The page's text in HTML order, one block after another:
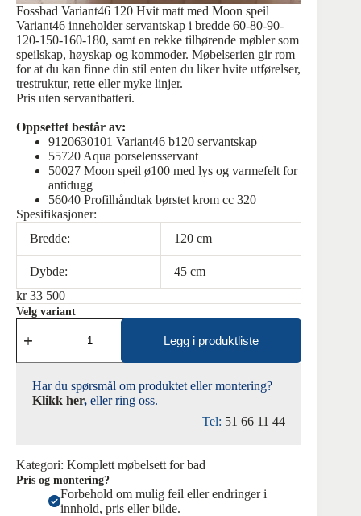
Fossbad Variant46 120 Hvit matt med Moon speil
Variant46 inneholder servantskap i bredde 60-80-90-
120-150-160-180, samt en rekke tilhørende møbler som
speilskap, høyskap og kommoder. Møbelserien gir rom
for at du kan finne din stil enten du liker hvite utførelser,
trestruktur, rette eller myke linjer.
Pris uten servantbatteri.
Oppsettet består av:
9120630101 Variant46 b120 servantskap
55720 Aqua porselensservant
50027 Moon speil ø100 med lys og varmefelt for
antidugg
56040 Profilhåndtak børstet krom cc 320
Spesifikasjoner:
Bredde:
120 cm
Dybde:
45 cm
kr33 500
Velg variant
Variant46
Hvit
matt
med
Moon
Legg i produktliste
Har du spørsmål om produktet eller montering?
Klikk her, eller ring oss.
Tel: 51 66 11 44
Kategori: Komplett møbelsett for bad
Pris og montering?
Forbehold om mulig feil eller endringer i
innhold, pris eller bilde.